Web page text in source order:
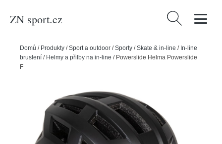
ZN sport.cz Vyhledávání
Domů / Produkty /Sport a outdoor /Sporty /Skate & in-line / In-line
bruslení / Helmy a přilby na in-line / Powerslide Helma Powerslide
Fitness Classic, černá, 54-58cm